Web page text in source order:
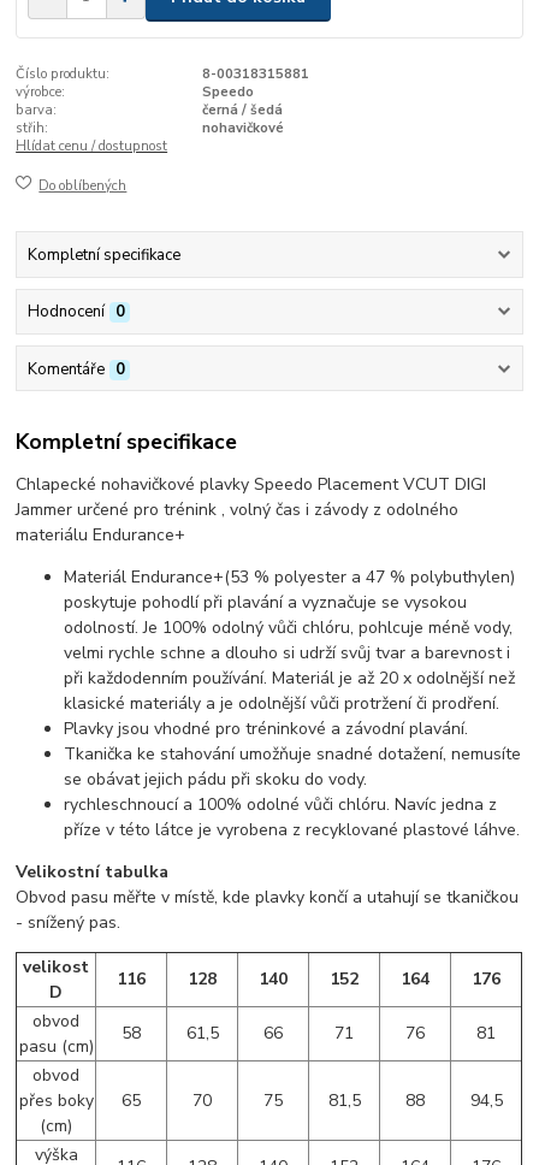
Číslo produktu:
8-00318315881
výrobce:
Speedo
barva:
černá / šedá
střih:
nohavičkové
Hlídat cenu / dostupnost
Do oblíbených
Kompletní specifikace
Hodnocení 0
Komentáře 0
Kompletní specifikace
Chlapecké nohavičkové plavky Speedo Placement VCUT DIGI
Jammer určené pro trénink , volný čas i závody z odolného
materiálu Endurance+
Materiál Endurance+(53 % polyester a 47 % polybuthylen)
poskytuje pohodlí při plavání a vyznačuje se vysokou
odolností. Je 100% odolný vůči chlóru, pohlcuje méně vody,
velmi rychle schne a dlouho si udrží svůj tvar a barevnost i
při každodenním používání. Materiál je až 20 x odolnější než
klasické materiály a je odolnější vůči protržení či prodření.
Plavky jsou vhodné pro tréninkové a závodní plavání.
Tkanička ke stahování umožňuje snadné dotažení, nemusíte
se obávat jejich pádu při skoku do vody.
rychleschnoucí a 100% odolné vůči chlóru. Navíc jedna z
příze v této látce je vyrobena z recyklované plastové láhve.
Velikostní tabulka
Obvod pasu měřte v místě, kde plavky končí a utahují se tkaničkou
- snížený pas.
velikost
D
116 128 140 152 164
176
obvod
pasu (cm)
58 61,5 66 71 76
81
obvod
přes boky
(cm)
65 70 75 81,5 88 94,5
výška